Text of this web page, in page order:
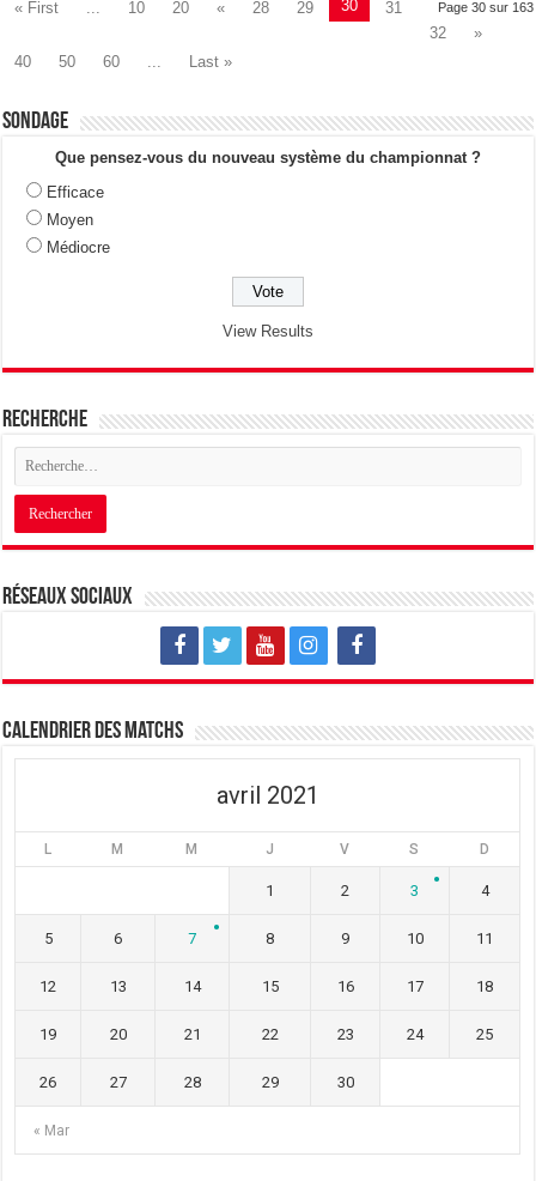
Page 30 sur 163
« First ... 10 20 « 28 29 30
31
32
»
40
50 60 ... Last »
Sondage
Que pensez-vous du nouveau système du championnat ?
Efficace
Moyen
Médiocre
View Results
Recherche
Réseaux sociaux
Calendrier des matchs
avril 2021
L M M J V S D
« Mar
1 2 3 4
5 6 7 8 9 10 11
12 13 14 15 16 17 18
19 20 21 22 23 24 25
26 27 28 29 30